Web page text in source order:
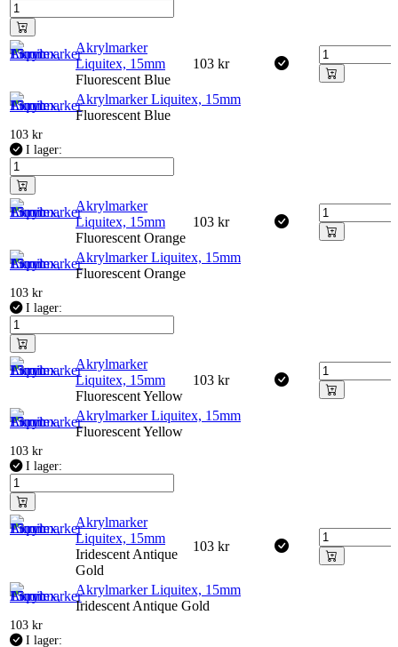
Akrylmarker
Liquitex, 15mm
Fluorescent Blue
103 kr
Akrylmarker Liquitex, 15mm
Fluorescent Blue
103 kr
I lager:
Akrylmarker
Liquitex, 15mm
Fluorescent Orange
103 kr
Akrylmarker Liquitex, 15mm
Fluorescent Orange
103 kr
I lager:
Akrylmarker
Liquitex, 15mm
Fluorescent Yellow
103 kr
Akrylmarker Liquitex, 15mm
Fluorescent Yellow
103 kr
I lager:
Akrylmarker
Liquitex, 15mm
Iridescent Antique
Gold
103 kr
Akrylmarker Liquitex, 15mm
Iridescent Antique Gold
103 kr
I lager: